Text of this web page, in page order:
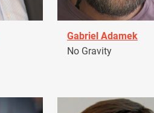
Gabriel Adamek
No Gravity